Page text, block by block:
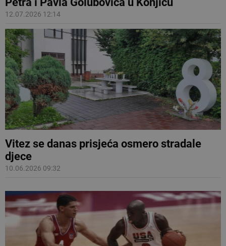
12.07.2026 12:14
Vitez se danas prisjeća osmero stradale
djece
10.06.2026 09:32